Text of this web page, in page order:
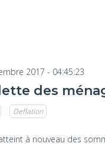
2017 - 04:45:23
des
Deflation
à nouveau des